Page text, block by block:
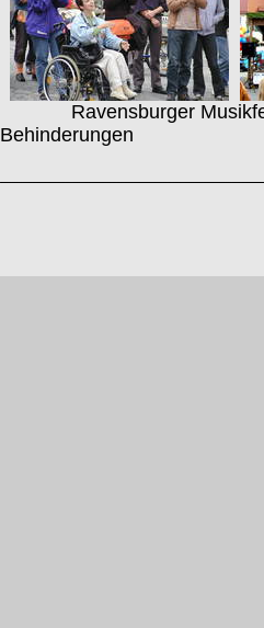
Ravensburger Musikfest
Behinderungen